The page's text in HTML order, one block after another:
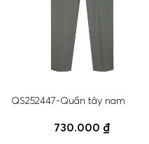
QS252447-Quần tây nam
730.000 ₫